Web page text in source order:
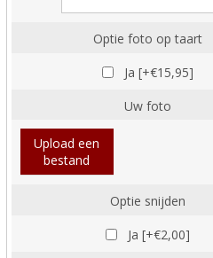
Optie foto op taart
Ja [+€15,95]
Uw foto
Upload een
bestand
Optie snijden
Ja [+€2,00]